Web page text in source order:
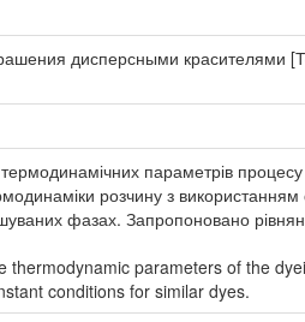
дисперсными красителями
параметрів
розчину з використанням
фазах. Запропоновано
thermodynamic parameters of the
conditions for similar dyes.